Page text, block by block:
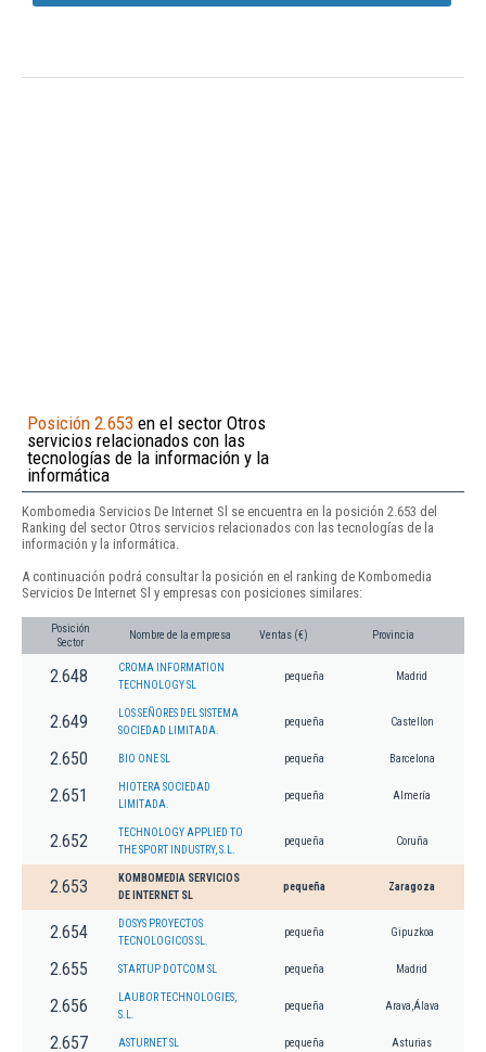
Posición 2.653 en el sector Otros
servicios relacionados con las
tecnologías de la información y la
informática
Kombomedia Servicios De Internet Sl se encuentra en la posición 2.653 del
Ranking del sector Otros servicios relacionados con las tecnologías de la
información y la informática.
A continuación podrá consultar la posición en el ranking de Kombomedia
Servicios De Internet Sl y empresas con posiciones similares:
Posición
Sector
Nombre de la empresa Ventas (€) Provincia
2.648
CROMA INFORMATION
TECHNOLOGY SL
pequeña Madrid
2.649
LOS SEÑORES DEL SISTEMA
SOCIEDAD LIMITADA.
pequeña Castellon
2.650 BIO ONE SL pequeña Barcelona
2.651
HIOTERA SOCIEDAD
LIMITADA.
pequeña Almería
2.652
TECHNOLOGY APPLIED TO
THE SPORT INDUSTRY, S.L.
pequeña Coruña
2.653
KOMBOMEDIA SERVICIOS
DE INTERNET SL
pequeña Zaragoza
2.654
DOSYS PROYECTOS
TECNOLOGICOS SL.
pequeña Gipuzkoa
2.655 STARTUP DOTCOM SL pequeña Madrid
2.656
LAUBOR TECHNOLOGIES,
S.L.
pequeña Arava,Álava
2.657 ASTURNET SL pequeña Asturias